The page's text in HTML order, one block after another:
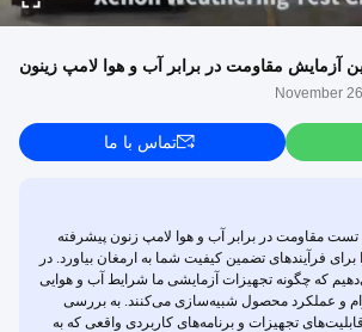
آزمایش مقاومت در برابر آب و هوا لامپ زینون
November
تماس با ما
تست مقاومت در برابر آب و هوا لامپ زنون پیشرفته
فرآیندهای تضمین کیفیت شما به ارمغان بیاورد. در
که چگونه تجهیزات آزمایشی ما شرایط آب و هوایی
و عملکرد محصول شبیه‌سازی می‌کنند. به بررسی
تجهیزات و برنامه‌های کاربردی واقعی که به